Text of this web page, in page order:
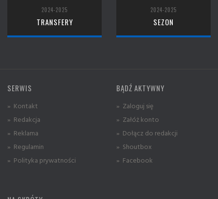
2024-2025
TRANSFERY
2024-2025
SEZON
SERWIS
» Kontakt
» Redakcja
» Reklama
» Regulamin
» Polityka prywatności
BĄDŹ AKTYWNY
» Zaloguj się
» Załóż konto
» Dołącz do redakcji
» Shoutbox
» Facebook